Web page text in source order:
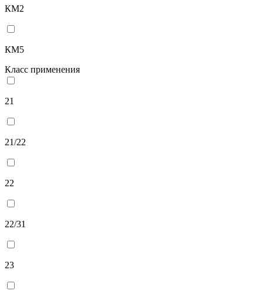
КМ2
КМ5
Класс применения
21
21/22
22
22/31
23